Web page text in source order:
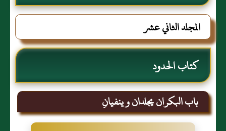
حجر العسقلاني
المجلد الثاني عشر
كتاب الحدود
باب البكران يجلدان و ينفيانِ